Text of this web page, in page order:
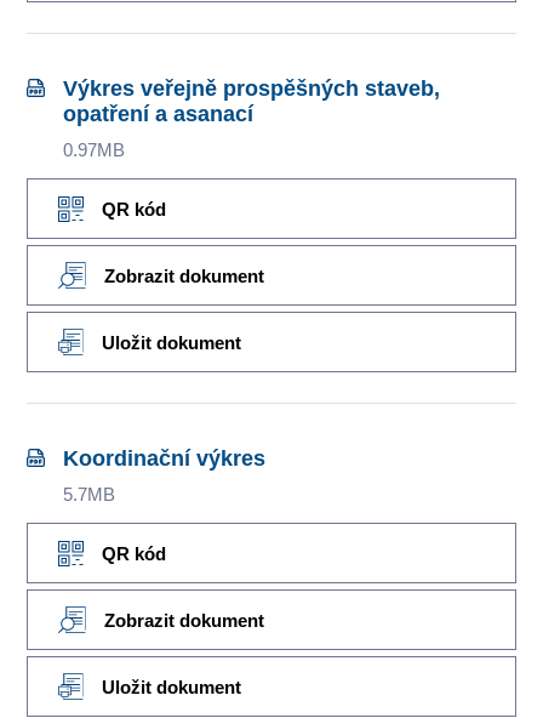
Výkres veřejně prospěšných staveb,
opatření a asanací
0.97MB
QR kód
Zobrazit dokument
Uložit dokument
Koordinační výkres
5.7MB
QR kód
Zobrazit dokument
Uložit dokument